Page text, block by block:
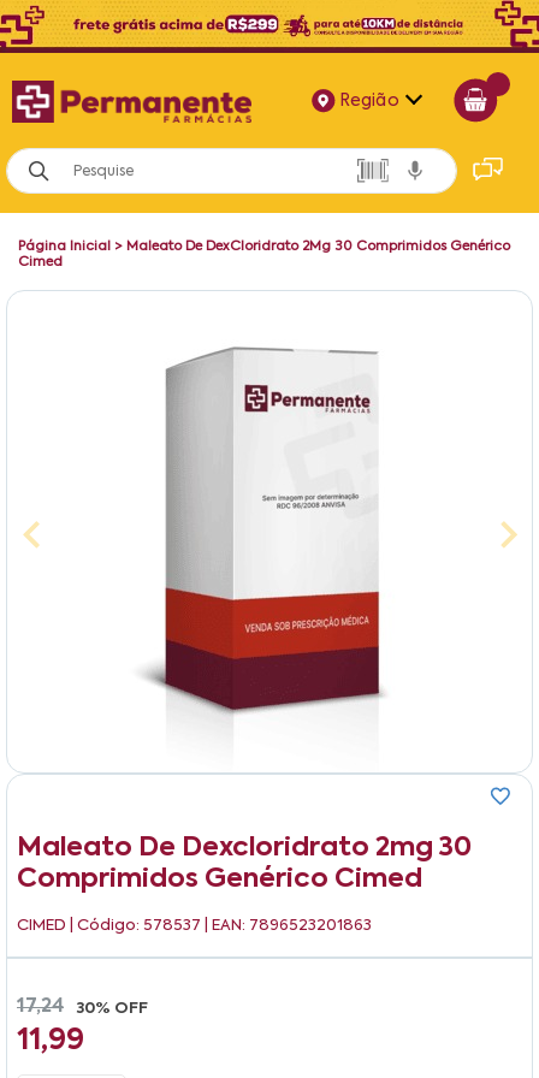
Região
Alagoas
Bahia
Página Inicial > Maleato De DexCloridrato 2Mg 30 Comprimidos Genérico
Cimed
Maleato De Dexcloridrato 2mg 30
Comprimidos Genérico Cimed
CIMED | Código: 578537 | EAN: 7896523201863
17,24 30% OFF
11,99